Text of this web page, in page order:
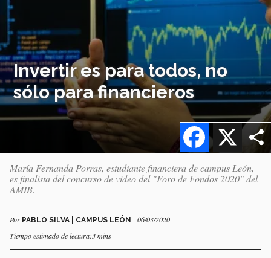
Invertir es para todos, no
sólo para financieros
X
Facebook
María Fernanda Porras, estudiante financiera de campus León,
es finalista del concurso de video del "Foro de Fondos 2020" del
AMIB.
Por PABLO SILVA | CAMPUS LEÓN - 06/03/2020
Tiempo estimado de lectura:3 mins